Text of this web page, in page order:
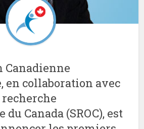
Canadienne
en collaboration avec
recherche
Canada (SROC), est